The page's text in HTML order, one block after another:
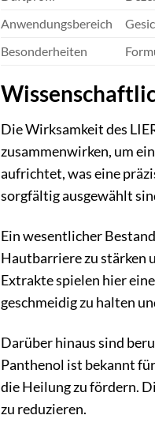
Anwendungsbereich
Besonderheiten
Die Wirksamkeit des
zusammenwirken, um
aufrichtet, was eine
sorgfältig ausgewählt
Ein wesentlicher
Hautbarriere zu stärken
Extrakte spielen hier
geschmeidig zu halten
Darüber hinaus sind
Panthenol ist bekannt
die Heilung zu fördern.
zu reduzieren.